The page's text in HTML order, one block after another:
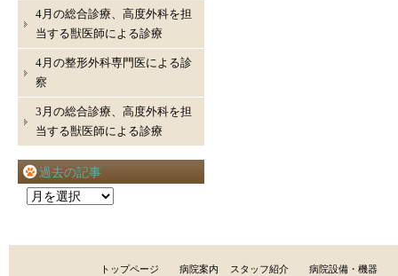
4月の総合診療、高度外科を担
当する獣医師による診療
4月の整形外科専門医による診
察
3月の総合診療、高度外科を担
当する獣医師による診療
過去の記事
トップページ 病院案内 スタッフ紹介 病院設備・機器